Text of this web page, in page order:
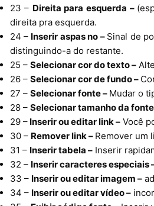
23 – Direita para esquerda –
direita pra esquerda.
24 – Inserir aspas no – Sinal de
distinguindo-a do restante.
25 – Selecionar cor do texto –
26 – Selecionar cor de fundo –
27 – Selecionar fonte – Mudar o
28 – Selecionar tamanho da
29 –Inserir ou editar link –Você
30 – Remover link – Remover um
31 – Inserir tabela –Inserir
32 – Inserir caracteres especiais
33 – Inserir ou editar imagem –
34 – Inserir ou editar vídeo –